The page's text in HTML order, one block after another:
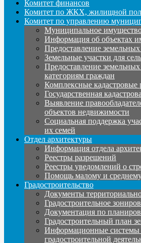
Комитет финансов
Комитет по ЖКХ, жилищной
Комитет по управлению
Муниципальное
Информация об объектах
Предоставление земельных
Земельные участки для
Предоставление
категориям граждан
Комплексные кадастровые
Государственная
Выявление
объектов недвижимости
Социальная поддержка
их семей
Отдел архитектуры
Информация отдела
Реестры разрешений
Реестры уведомлений о
Помощь малому и
Градостроительство
Документы
Градостроительное
Документация по
Градостроительный план
Информационные системы
градостроительной